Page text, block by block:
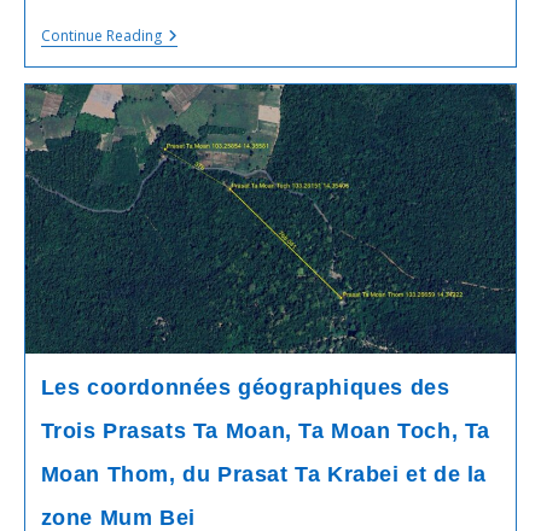
Continue ReadingLa
Thaïlande
Et
Le
Cambodge
Adoptent
Deux
Positions
Opposées
Relatives
Aux
Conflits
Frontaliers
Les coordonnées géographiques des
Trois Prasats Ta Moan, Ta Moan Toch, Ta
Moan Thom, du Prasat Ta Krabei et de la
zone Mum Bei